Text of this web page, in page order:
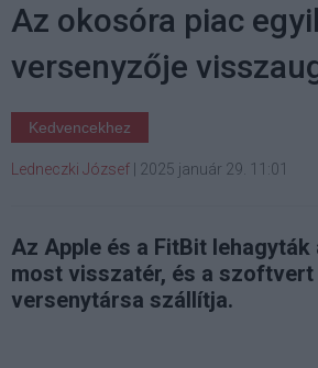
Az okosóra piac
versenyzője
Kedvencekhez
Ledneczki József 2025 január 29. 11:01
Az Apple és a FitBit lehagyták
most visszatér, és a szoftvert
versenytársa szállítja.